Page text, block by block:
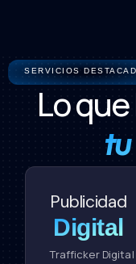
SERVICIOS
Lo
Publicidad
Digital